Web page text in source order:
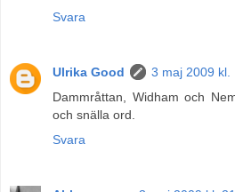
Svara
Ulrika Good
3 maj 2009 kl.
Dammråttan, Widham och
och snälla ord.
Svara